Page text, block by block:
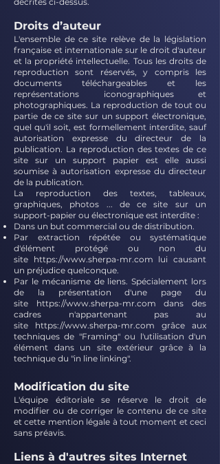
Droits d’auteur
L'ensemble de ce site relève de la législation
française et internationale sur le droit d'auteur
et la propriété intellectuelle. Tous les droits de
reproduction sont réservés, y compris les
documents téléchargeables et les
représentations iconographiques et
photographiques. La reproduction de tout ou
partie de ce site sur un support électronique,
quel qu'il soit, est formellement interdite, sauf
autorisation expresse du directeur de la
publication. La reproduction des textes de ce
site sur un support papier est elle aussi
soumise à autorisation expresse du directeur
de la publication.
La reproduction des textes, tableaux,
graphiques, photos ... de ce site sur un
support-papier ou électronique est interdite :
Dans un but commercial ou de distribution.
Par extraction répétée ou systématique
d'élément protégé ou non du
site https://www.sherpa-mr.com lui causant
un préjudice quelconque.
Par le mécanisme de liens. Spécialement lors
de la présentation d'une page du
site https://www.sherpa-mr.com dans des
cadres n'appartenant pas au
site https://www.sherpa-mr.com grâce aux
techniques de "Framing" ou l'utilisation d'un
élément dans un site extérieur grâce à la
technique du "in line linking".
Modification du site
L'équipe éditoriale se réserve le droit de
modifier ou de corriger le contenu de ce site
et cette mention légale à tout moment et ceci
sans préavis.
Liens à d'autres sites Internet